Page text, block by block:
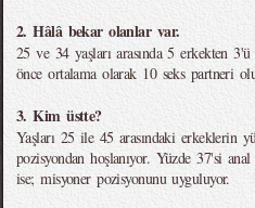
2. Hâlâ bekar olanlar var.
25 ve 34 yaşları arasında 5 erkekten
önce ortalama olarak 10 seks partneri
3. Kim üstte?
Yaşları 25 ile 45 arasındaki erkeklerin
pozisyondan hoşlanıyor. Yüzde 37'si
ise; misyoner pozisyonunu uyguluyor.